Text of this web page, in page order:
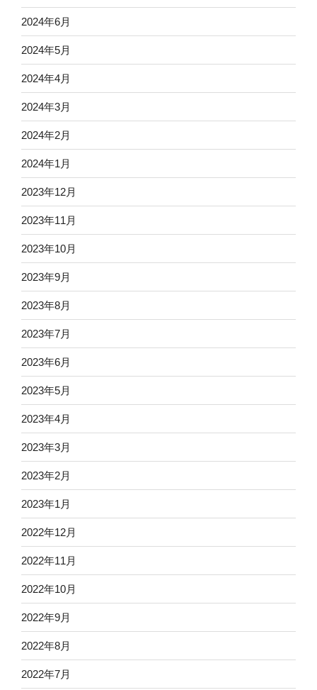
2024年6月
2024年5月
2024年4月
2024年3月
2024年2月
2024年1月
2023年12月
2023年11月
2023年10月
2023年9月
2023年8月
2023年7月
2023年6月
2023年5月
2023年4月
2023年3月
2023年2月
2023年1月
2022年12月
2022年11月
2022年10月
2022年9月
2022年8月
2022年7月